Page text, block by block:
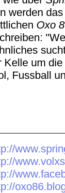
werden
Oxo
Kelle um
Fussball